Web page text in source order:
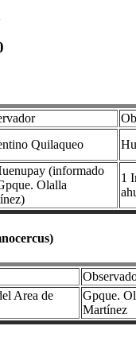
Quilaqueo
(informado
Olalla
1
Area de
Gpque.
Martínez